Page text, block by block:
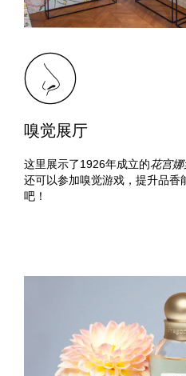
嗅觉展厅
这里展示了1926年成立的花宫娜
还可以参加嗅觉游戏，提升品香
吧！